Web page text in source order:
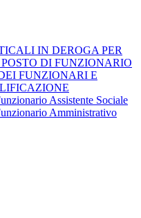
IN DEROGA PER
DI FUNZIONARIO
FUNZIONARI E
Assistente Sociale
Amministrativo